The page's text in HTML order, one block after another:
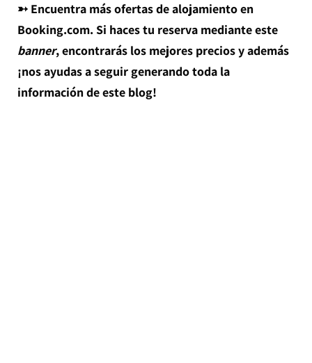
➳ Encuentra más ofertas de alojamiento en
Booking.com. Si haces tu reserva mediante este
banner, encontrarás los mejores precios y además
¡nos ayudas a seguir generando toda la
información de este blog!